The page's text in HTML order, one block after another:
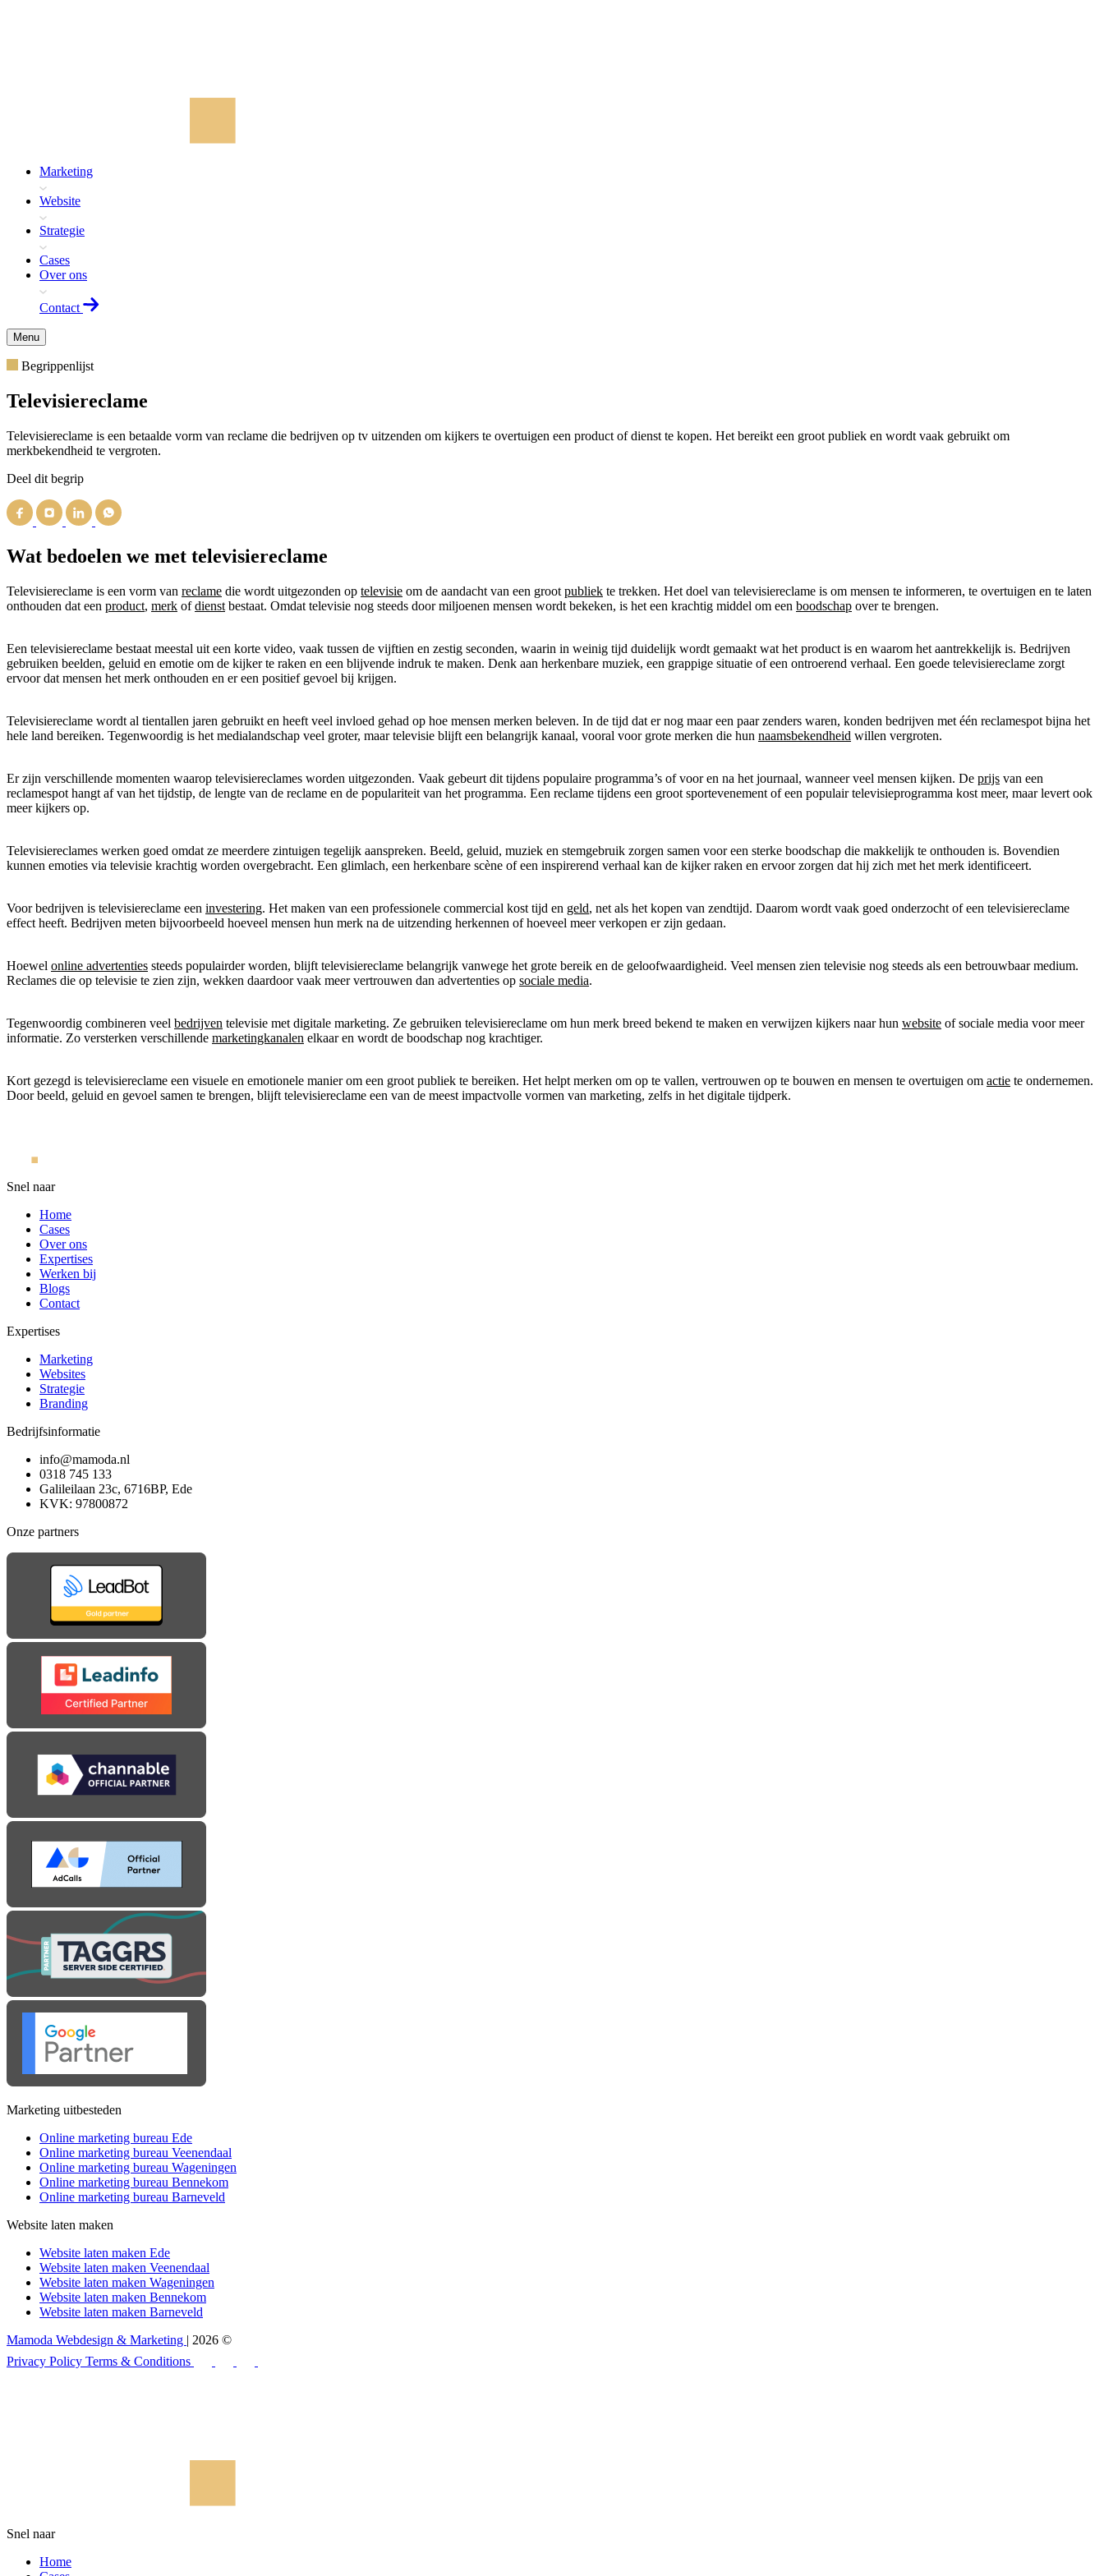
Marketing
Website
Strategie
Cases
Over ons
Contact
Menu
Begrippenlijst
Televisiereclame
Televisiereclame is een betaalde vorm van reclame die bedrijven op tv uitzenden om kijkers te overtuigen een product of dienst te kopen. Het bereikt een groot publiek en wordt vaak gebruikt om
merkbekendheid te vergroten.
Deel dit begrip
Wat bedoelen we met televisiereclame
Televisiereclame is een vorm van reclame die wordt uitgezonden op televisie om de aandacht van een groot publiek te trekken. Het doel van televisiereclame is om mensen te informeren, te overtuigen en te laten
onthouden dat een product, merk ofdienst bestaat. Omdat televisie nog steeds door miljoenen mensen wordt bekeken, is het een krachtig middel om een boodschap over te brengen.
Een televisiereclame bestaat meestal uit een korte video, vaak tussen de vijftien en zestig seconden, waarin in weinig tijd duidelijk wordt gemaakt wat het product is en waarom het aantrekkelijk is. Bedrijven
gebruiken beelden, geluid en emotie om de kijker te raken en een blijvende indruk te maken. Denk aan herkenbare muziek, een grappige situatie of een ontroerend verhaal. Een goede televisiereclame zorgt
ervoor dat mensen het merk onthouden en er een positief gevoel bij krijgen.
Televisiereclame wordt al tientallen jaren gebruikt en heeft veel invloed gehad op hoe mensen merken beleven. In de tijd dat er nog maar een paar zenders waren, konden bedrijven met één reclamespot bijna het
hele land bereiken. Tegenwoordig is het medialandschap veel groter, maar televisie blijft een belangrijk kanaal, vooral voor grote merken die hun naamsbekendheid willen vergroten.
Er zijn verschillende momenten waarop televisiereclames worden uitgezonden. Vaak gebeurt dit tijdens populaire programma’s of voor en na het journaal, wanneer veel mensen kijken. De prijs van een
reclamespot hangt af van het tijdstip, de lengte van de reclame en de populariteit van het programma. Een reclame tijdens een groot sportevenement of een populair televisieprogramma kost meer, maar levert ook
meer kijkers op.
Televisiereclames werken goed omdat ze meerdere zintuigen tegelijk aanspreken. Beeld, geluid, muziek en stemgebruik zorgen samen voor een sterke boodschap die makkelijk te onthouden is. Bovendien
kunnen emoties via televisie krachtig worden overgebracht. Een glimlach, een herkenbare scène of een inspirerend verhaal kan de kijker raken en ervoor zorgen dat hij zich met het merk identificeert.
Voor bedrijven is televisiereclame een investering. Het maken van een professionele commercial kost tijd en geld, net als het kopen van zendtijd. Daarom wordt vaak goed onderzocht of een televisiereclame
effect heeft. Bedrijven meten bijvoorbeeld hoeveel mensen hun merk na de uitzending herkennen of hoeveel meer verkopen er zijn gedaan.
Hoewel online advertenties steeds populairder worden, blijft televisiereclame belangrijk vanwege het grote bereik en de geloofwaardigheid. Veel mensen zien televisie nog steeds als een betrouwbaar medium.
Reclames die op televisie te zien zijn, wekken daardoor vaak meer vertrouwen dan advertenties op sociale media.
Tegenwoordig combineren veel bedrijven televisie met digitale marketing. Ze gebruiken televisiereclame om hun merk breed bekend te maken en verwijzen kijkers naar hun website of sociale media voor meer
informatie. Zo versterken verschillende marketingkanalen elkaar en wordt de boodschap nog krachtiger.
Kort gezegd is televisiereclame een visuele en emotionele manier om een groot publiek te bereiken. Het helpt merken om op te vallen, vertrouwen op te bouwen en mensen te overtuigen om actie te ondernemen.
Door beeld, geluid en gevoel samen te brengen, blijft televisiereclame een van de meest impactvolle vormen van marketing, zelfs in het digitale tijdperk.
Snel naar
Home
Cases
Over ons
Expertises
Werken bij
Blogs
Contact
Expertises
Marketing
Websites
Strategie
Branding
Bedrijfsinformatie
info@mamoda.nl
0318 745 133
Galileilaan 23c, 6716BP, Ede
KVK: 97800872
Onze partners
Marketing uitbesteden
Online marketing bureau Ede
Online marketing bureau Veenendaal
Online marketing bureau Wageningen
Online marketing bureau Bennekom
Online marketing bureau Barneveld
Website laten maken
Website laten maken Ede
Website laten maken Veenendaal
Website laten maken Wageningen
Website laten maken Bennekom
Website laten maken Barneveld
Mamoda Webdesign & Marketing | 2026 ©
Privacy Policy Terms & Conditions
Snel naar
Home